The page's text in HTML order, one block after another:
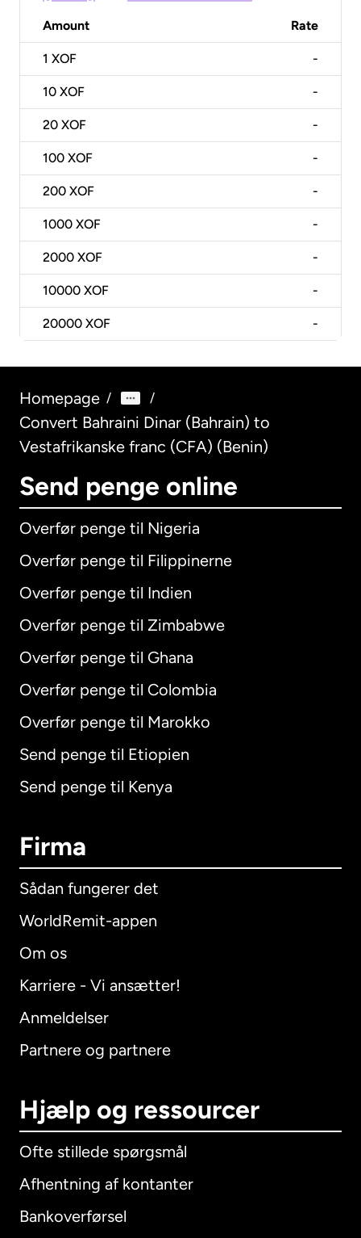
Amount Rate
1 XOF -
10 XOF -
20 XOF -
100 XOF -
200 XOF -
1000 XOF -
2000 XOF -
10000 XOF -
20000 XOF -
Homepage / /
Convert Bahraini Dinar (Bahrain) to
Vestafrikanske franc (CFA) (Benin)
Send penge online
Overfør penge til Nigeria
Overfør penge til Filippinerne
Overfør penge til Indien
Overfør penge til Zimbabwe
Overfør penge til Ghana
Overfør penge til Colombia
Overfør penge til Marokko
Send penge til Etiopien
Send penge til Kenya
Firma
Sådan fungerer det
WorldRemit-appen
Om os
Karriere - Vi ansætter!
Anmeldelser
Partnere og partnere
Hjælp og ressourcer
Ofte stillede spørgsmål
Afhentning af kontanter
Bankoverførsel